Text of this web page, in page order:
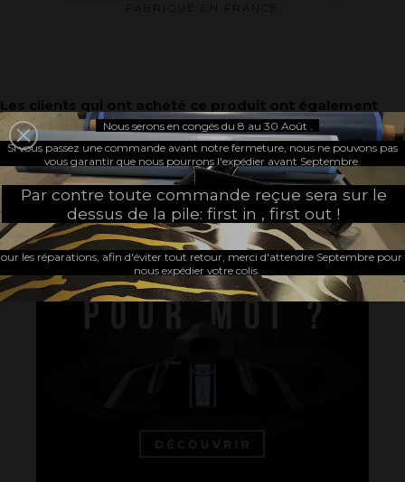
FABRIQUÉ EN FRANCE
acheté :
Nous serons en congés du 8 au 30 Août .
Si vous passez une commande avant notre fermeture, nous ne pouvons pas
vous garantir que nous pourrons l'expédier avant Septembre.
Par contre toute commande reçue sera sur le
dessus de la pile: first in , first out !
les réparations, afin d'éviter tout retour, merci d'attendre Septembre pour
nous expédier votre colis.